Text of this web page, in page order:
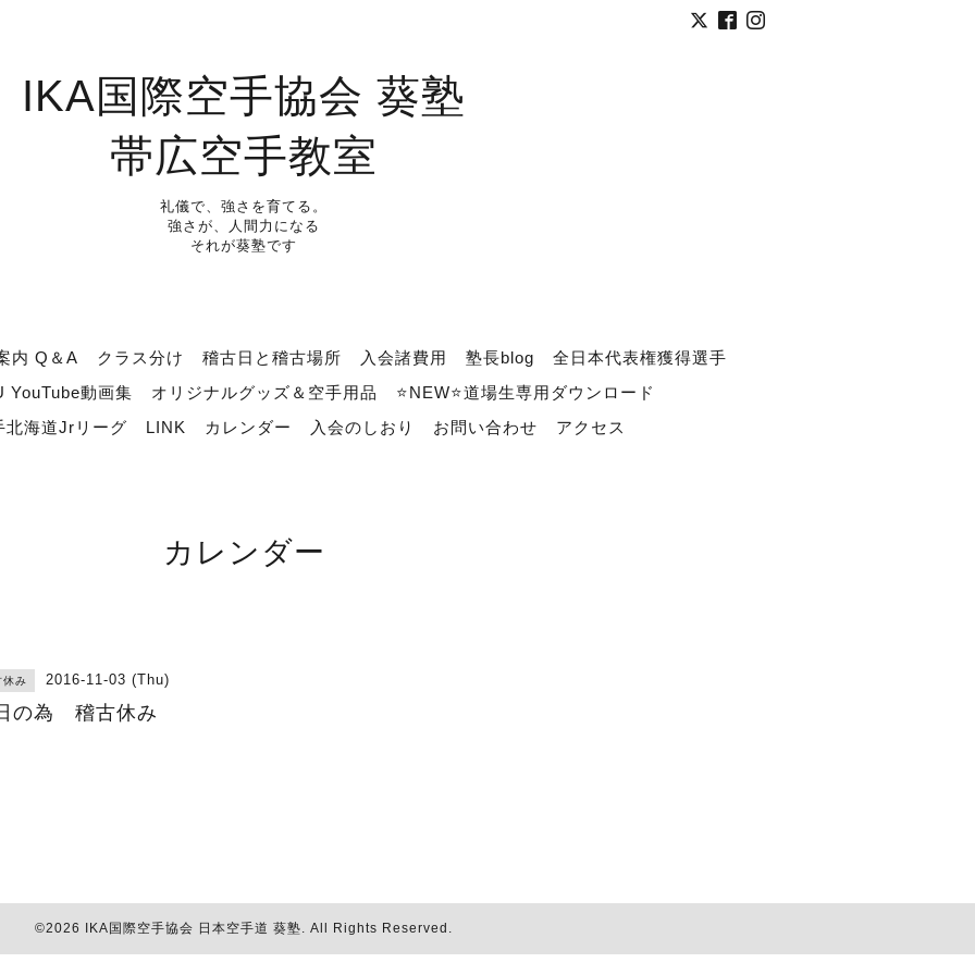
IKA国際空手協会 葵塾
帯広空手教室
礼儀で、強さを育てる。
強さが、人間力になる
それが葵塾です
内 Q＆A クラス分け 稽古日と稽古場所 入会諸費用 塾長blog
全日本代表権獲得選手
YouTube動画集
オリジナルグッズ＆空手用品
⭐NEW⭐道場生専用ダウンロード
北海道Jrリーグ
LINK カレンダー 入会のしおり お問い合わせ アクセス
カレンダー
休み 2016-11-03 (Thu)
の為 稽古休み
©2026 IKA国際空手協会 日本空手道 葵塾. All Rights Reserved.